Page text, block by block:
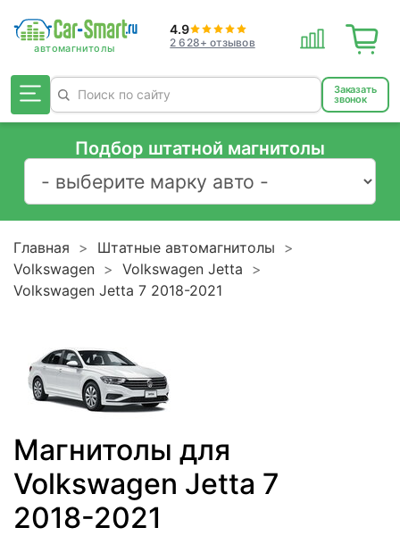
4.9
2 628+ отзывов
Заказать
звонок
Подбор штатной магнитолы
Главная
Штатные автомагнитолы
Volkswagen
Volkswagen Jetta
Volkswagen Jetta 7 2018-2021
Магнитолы для
Volkswagen Jetta 7
2018-2021